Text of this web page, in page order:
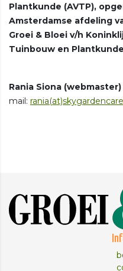
Plantkunde (AVTP),
Amsterdamse afdeling
Groei & Bloei v/h
Tuinbouw en
Rania Siona (webmaster)
mail: